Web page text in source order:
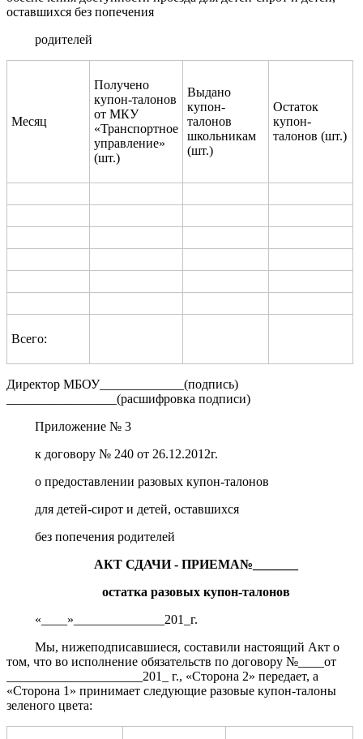
оставшихся без попечения
родителей
Месяц
Получено
купон-талонов
от МКУ
«Транспортное
управление»
(шт.)
Выдано
купон-
талонов
школьникам
(шт.)
Остаток
купон-
талонов (шт.)
Всего:
Директор МБОУ_____________(подпись)
_________________(расшифровка подписи)
Приложение № 3
к договору № 240 от 26.12.2012г.
о предоставлении разовых купон-талонов
для детей-сирот и детей, оставшихся
без попечения родителей
АКТ СДАЧИ - ПРИЕМА№_______
остатка разовых купон-талонов
«____»______________201_г.
Мы, нижеподписавшиеся, составили настоящий Акт о
том, что во исполнение обязательств по договору №____от
_____________________201_ г., «Сторона 2» передает, а
«Сторона 1» принимает следующие разовые купон-талоны
зеленого цвета: